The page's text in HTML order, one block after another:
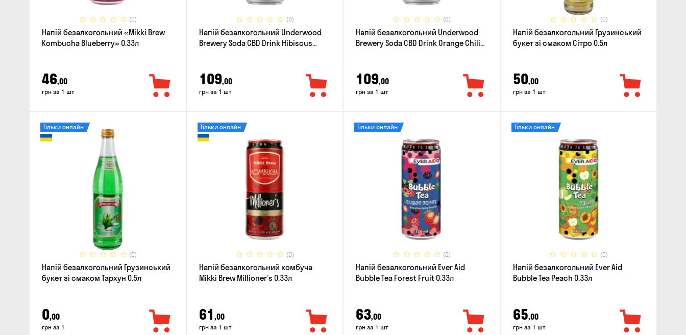
(0)
Напій безалкогольний «Mikki Brew
Kombucha Blueberry» 0.33л
46,00
грн за 1 шт
(0)
Напій безалкогольний Underwood
Brewery Soda CBD Drink Hibiscus
109,00
грн за 1 шт
(0)
Напій безалкогольний Underwood
Brewery Soda CBD Drink Orange Chili
109,00
грн за 1 шт
(0)
Напій безалкогольний Грузинський
букет зі смаком Сітро 0.5л
50,00
грн за 1 шт
(0)
Тільки онлайн
Напій безалкогольний Грузинський
букет зі смаком Тархун 0.5л
0,00
грн за 1
(0)
Тільки онлайн
Напій безалкогольний комбуча
Mikki Brew Millioner’s 0.33л
61 ,00
грн за 1 шт
(0)
Тільки онлайн
Напій безалкогольний Ever Aid
Bubble Tea Forest Fruit 0.33л
63,00
грн за 1 шт
(0)
Тільки онлайн
Напій безалкогольний Ever Aid
Bubble Tea Peach 0.33л
65,00
грн за 1 шт